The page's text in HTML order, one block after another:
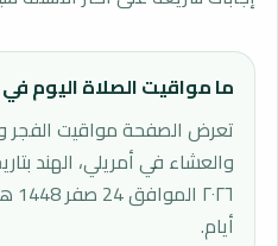
ما مواقيت الصلاة اليوم في
تعرض الصفحة مواقيت الفجر
أيام.